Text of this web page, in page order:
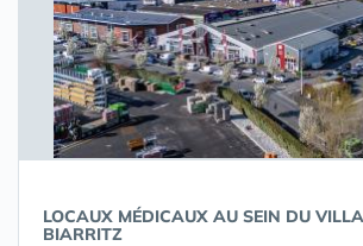
LOCAUX MÉDICAUX AU SEIN DU
BIARRITZ